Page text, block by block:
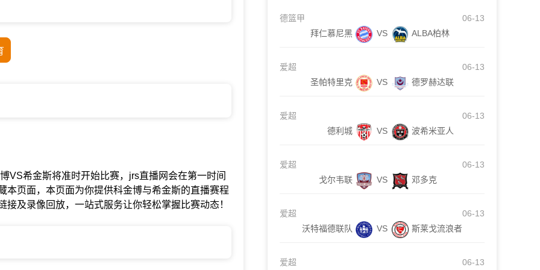
VS希金斯将准时开始比赛，jrs直播网会在第一时间
页面，本页面为你提供科金博与希金斯的直播赛程
及录像回放，一站式服务让你轻松掌握比赛动态！
德篮甲
06-13
拜仁慕尼黑
VS ALBA柏林
爱超
06-13
圣帕特里克
VS 德罗赫达联
爱超
06-13
德利城
VS 波希米亚人
爱超
06-13
戈尔韦联
VS 邓多克
爱超
06-13
沃特福德联队
VS 斯莱戈流浪者
爱超 06-13